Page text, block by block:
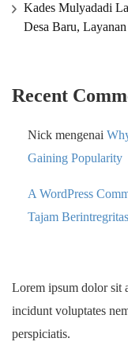
Kades Mulyadadi
Desa Baru,
Recent
Nick mengenai
Gaining Popularity
A WordPress
Tajam Berintregritas
Lorem ipsum dolor sit
incidunt voluptates
perspiciatis.